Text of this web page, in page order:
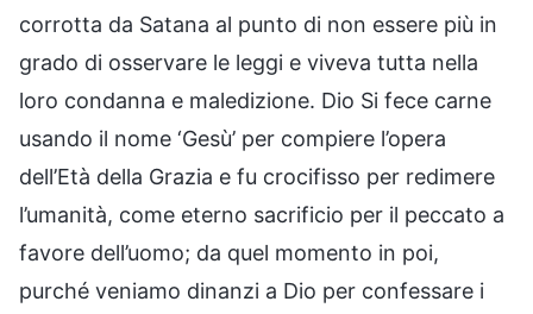
corrotta da Satana al punto di non essere più in
grado di osservare le leggi e viveva tutta nella
loro condanna e maledizione. Dio Si fece carne
usando il nome ‘Gesù’ per compiere l’opera
dell’Età della Grazia e fu crocifisso per redimere
l’umanità, come eterno sacrificio per il peccato a
favore dell’uomo; da quel momento in poi,
purché veniamo dinanzi a Dio per confessare i